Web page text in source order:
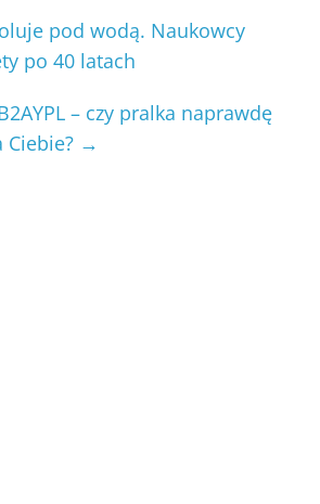
pod wodą. Naukowcy
po 40 latach
– czy pralka naprawdę
Ciebie? →